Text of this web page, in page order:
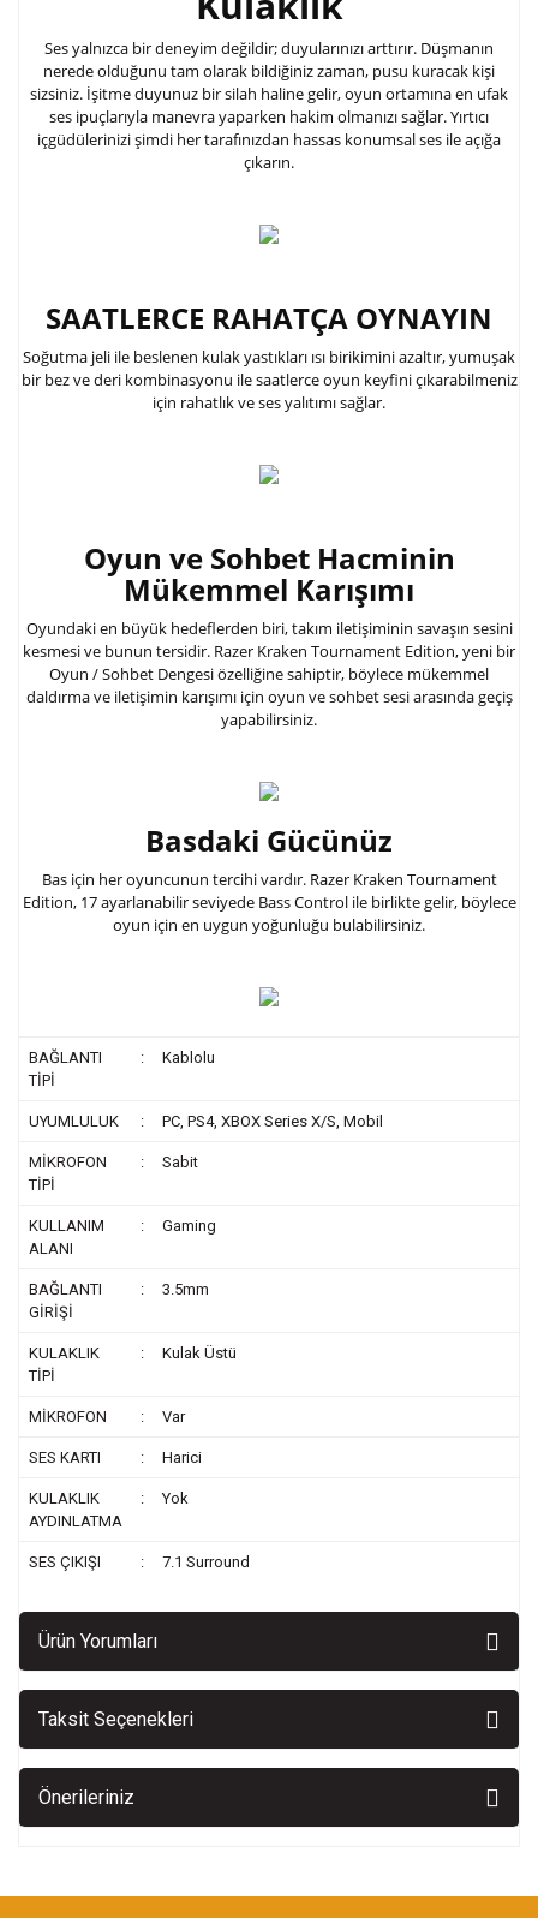
Ses yalnızca bir deneyim değildir; duyularınızı arttırır. Düşmanın
nerede olduğunu tam olarak bildiğiniz zaman, pusu kuracak kişi
sizsiniz. İşitme duyunuz bir silah haline gelir, oyun ortamına en ufak
ses ipuçlarıyla manevra yaparken hakim olmanızı sağlar. Yırtıcı
içgüdülerinizi şimdi her tarafınızdan hassas konumsal ses ile açığa
çıkarın.
SAATLERCE RAHATÇA OYNAYIN
Soğutma jeli ile beslenen kulak yastıkları ısı birikimini azaltır, yumuşak
bir bez ve deri kombinasyonu ile saatlerce oyun keyfini çıkarabilmeniz
için rahatlık ve ses yalıtımı sağlar.
Oyun ve Sohbet Hacminin
Mükemmel Karışımı
Oyundaki en büyük hedeflerden biri, takım iletişiminin savaşın sesini
kesmesi ve bunun tersidir. Razer Kraken Tournament Edition, yeni bir
Oyun / Sohbet Dengesi özelliğine sahiptir, böylece mükemmel
daldırma ve iletişimin karışımı için oyun ve sohbet sesi arasında geçiş
yapabilirsiniz.
Basdaki Gücünüz
Bas için her oyuncunun tercihi vardır. Razer Kraken Tournament
Edition, 17 ayarlanabilir seviyede Bass Control ile birlikte gelir, böylece
oyun için en uygun yoğunluğu bulabilirsiniz.
BAĞLANTI
TİPİ
: Kablolu
UYUMLULUK : PC, PS4, XBOX Series X/S, Mobil
MİKROFON
TİPİ
: Sabit
KULLANIM
ALANI
: Gaming
BAĞLANTI
GİRİŞİ
: 3.5mm
KULAKLIK
TİPİ
: Kulak Üstü
MİKROFON : Var
SES KARTI : Harici
KULAKLIK
AYDINLATMA
: Yok
SES ÇIKIŞI : 7.1 Surround
Ürün Yorumları
Taksit Seçenekleri
Önerileriniz